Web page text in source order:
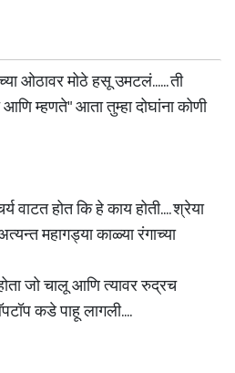
ओठावर मोठे हसू उमटलं...... ती
म्हणते" आता तुम्हा दोघांना कोणी
वाटत होत कि हे काय होती.... श्रेया
महागड्या काळ्या रंगाच्या
जो चालू आणि त्यावर रुद्रच
कडे पाहू लागली....